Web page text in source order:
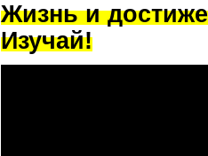
Жизнь и
Изучай!